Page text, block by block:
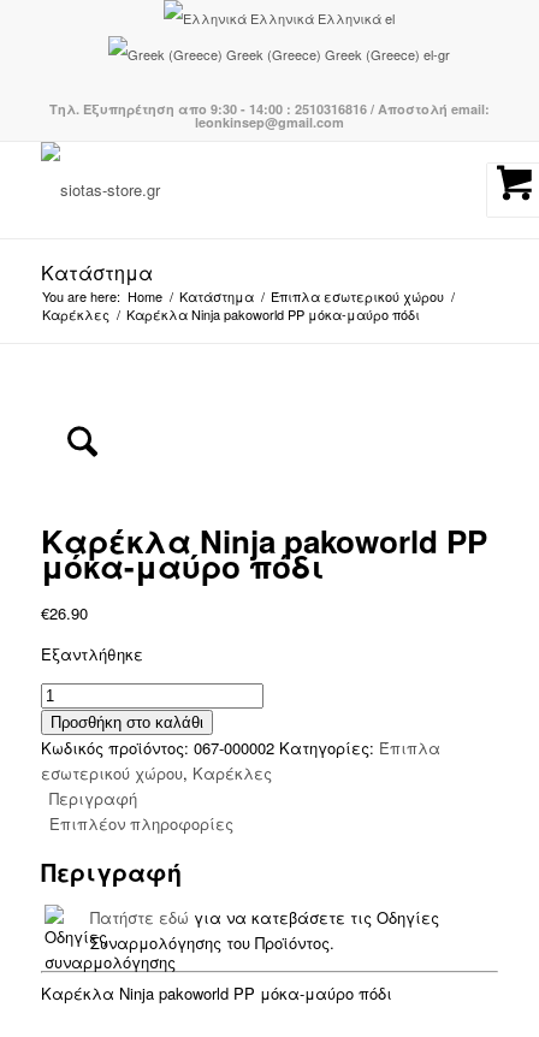
Ελληνικά Ελληνικά el
Greek (Greece) Greek (Greece) el-gr
Τηλ. Εξυπηρέτηση απο 9:30 - 14:00 : 2510316816 / Αποστολή email:
leonkinsep@gmail.com
Κατάστημα
You are here: Home / Κατάστημα / Έπιπλα εσωτερικού χώρου /
Καρέκλες / Καρέκλα Ninja pakoworld PP μόκα-μαύρο πόδι
Καρέκλα Ninja pakoworld PP
μόκα-μαύρο πόδι
€26.90
Εξαντλήθηκε
Καρέκλα
Ninja
pakoworld
PP
μόκα-
μαύρο
ποσότητα
Προσθήκη στο καλάθι
Κωδικός προϊόντος: 067-000002 Κατηγορίες: Έπιπλα
εσωτερικού χώρου, Καρέκλες
Περιγραφή
Επιπλέον πληροφορίες
Περιγραφή
Πατήστε εδώ για να κατεβάσετε τις Οδηγίες
Συναρμολόγησης του Προϊόντος.
Καρέκλα Ninja pakoworld PP μόκα-μαύρο πόδι